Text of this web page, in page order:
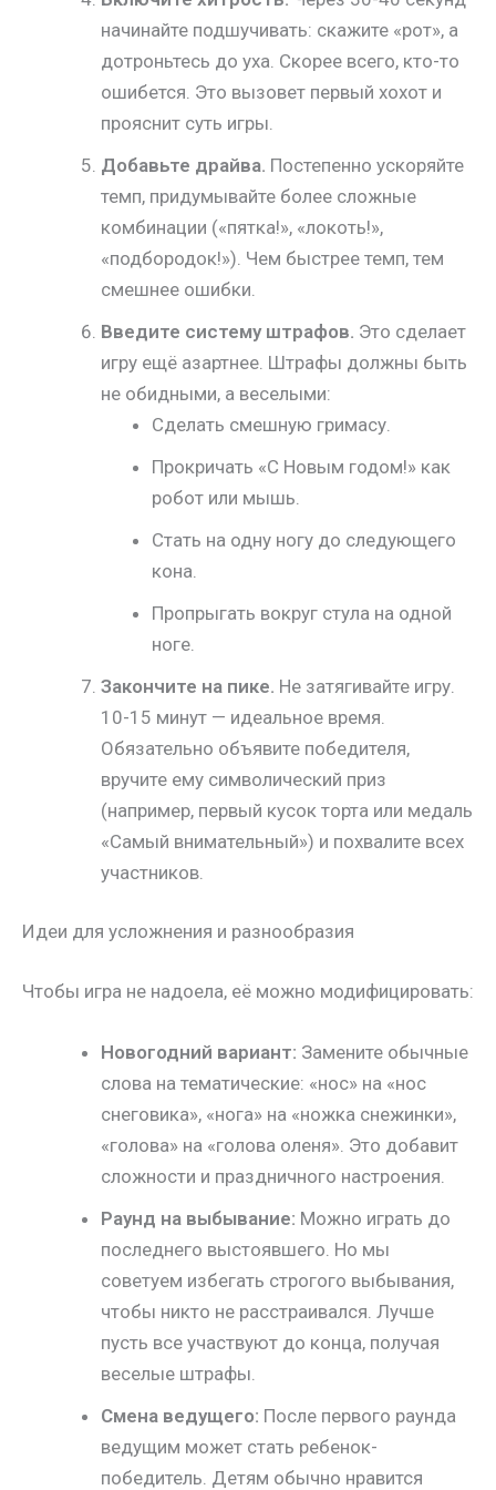
начинайте подшучивать: скажите «рот», а
дотроньтесь до уха. Скорее всего, кто-то
ошибется. Это вызовет первый хохот и
прояснит суть игры.
Добавьте драйва. Постепенно ускоряйте
темп, придумывайте более сложные
комбинации («пятка!», «локоть!»,
«подбородок!»). Чем быстрее темп, тем
смешнее ошибки.
Введите систему штрафов. Это сделает
игру ещё азартнее. Штрафы должны быть
не обидными, а веселыми:
Сделать смешную гримасу.
Прокричать «С Новым годом!» как
робот или мышь.
Стать на одну ногу до следующего
кона.
Пропрыгать вокруг стула на одной
ноге.
Закончите на пике. Не затягивайте игру.
10-15 минут — идеальное время.
Обязательно объявите победителя,
вручите ему символический приз
(например, первый кусок торта или медаль
«Самый внимательный») и похвалите всех
участников.
Идеи для усложнения и разнообразия
Чтобы игра не надоела, её можно модифицировать:
Новогодний вариант: Замените обычные
слова на тематические: «нос» на «нос
снеговика», «нога» на «ножка снежинки»,
«голова» на «голова оленя». Это добавит
сложности и праздничного настроения.
Раунд на выбывание: Можно играть до
последнего выстоявшего. Но мы
советуем избегать строгого выбывания,
чтобы никто не расстраивался. Лучше
пусть все участвуют до конца, получая
веселые штрафы.
Смена ведущего: После первого раунда
ведущим может стать ребенок-
победитель. Детям обычно нравится